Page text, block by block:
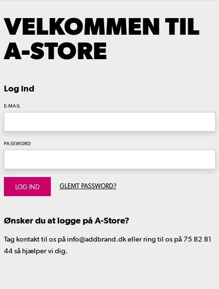
VELKOMMEN TIL
A-STORE
Log ind
E-MAIL
PASSWORD
LOG IND GLEMT PASSWORD?
Ønsker du at logge på A-Store?
Tag kontakt til os på info@addbrand.dk eller ring til os på 75 82 81
44 så hjælper vi dig.